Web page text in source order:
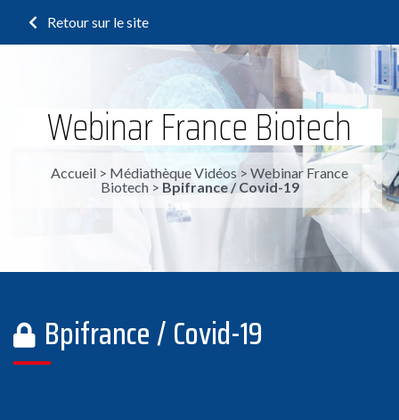
Retour sur le site
Webinar France Biotech
Accueil > Médiathèque Vidéos> Webinar France
Biotech> Bpifrance / Covid-19
Bpifrance / Covid-19